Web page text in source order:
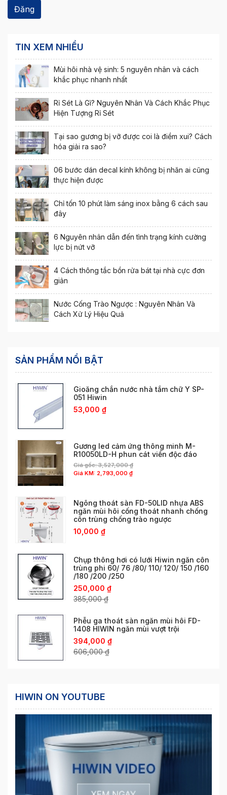
TIN XEM NHIỀU
Mùi hôi nhà vệ sinh: 5 nguyên nhân và cách
khắc phục nhanh nhất
Rỉ Sét Là Gì? Nguyên Nhân Và Cách Khắc Phục
Hiện Tượng Rỉ Sét
Tại sao gương bị vỡ được coi là điềm xui? Cách
hóa giải ra sao?
06 bước dán decal kính không bị nhăn ai cũng
thực hiện được
Chỉ tốn 10 phút làm sáng inox bằng 6 cách sau
đây
6 Nguyên nhân dẫn đến tình trạng kính cường
lực bị nứt vỡ
4 Cách thông tắc bồn rửa bát tại nhà cực đơn
giản
Nước Cống Trào Ngược : Nguyên Nhân Và
Cách Xử Lý Hiệu Quả
SẢN PHẨM NỔI BẬT
Gioăng chắn nước nhà tắm chữ Y SP-
051 Hiwin
53,000 ₫
Gương led cảm ứng thông minh M-
R10050LD-H phun cát viền độc đáo
Giá gốc:3,527,000₫
Giá KM: 2,793,000 ₫
Ngõng thoát sàn FD-50LID nhựa ABS
ngăn mùi hôi cống thoát nhanh chống
côn trùng chống trào ngược
10,000 ₫
Chụp thông hơi có lưới Hiwin ngăn côn
trùng phi 60/ 76 /80/ 110/ 120/ 150 /160
/180 /200 /250
250,000 ₫
385,000₫
Phễu ga thoát sàn ngăn mùi hôi FD-
1408 HIWIN ngăn mùi vượt trội
394,000 ₫
606,000₫
HIWIN ON YOUTUBE